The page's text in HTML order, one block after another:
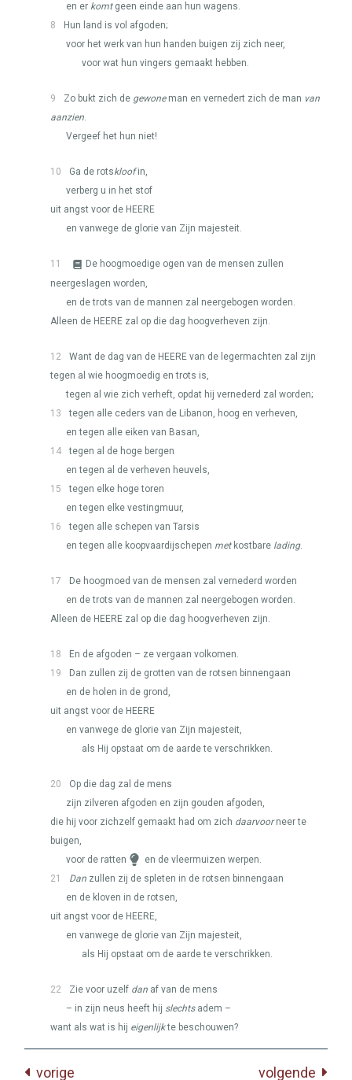
en er komtgeen einde aan hun wagens.
8
Hun land is vol afgoden;
voor het werk van hun handen buigen zij zich neer,
voor wat hun vingers gemaakt hebben.
9 Zo bukt zich de gewoneman en vernedert zich de man van
aanzien.
Vergeef het hun niet!
10 Ga de rotskloofin,
verberg u in het stof
uit angst voor de HEERE
en vanwege de glorie van Zijn majesteit.
11
De hoogmoedige ogen van de mensen zullen
neergeslagen worden,
en de trots van de mannen zal neergebogen worden.
Alleen de HEERE zal op die dag hoogverheven zijn.
12 Want de dag van de HEERE van de legermachten zal zijn
tegen al wie hoogmoedig en trots is,
tegen al wie zich verheft, opdat hij vernederd zal worden;
13
tegen alle ceders van de Libanon, hoog en verheven,
en tegen alle eiken van Basan,
14
tegen al de hoge bergen
en tegen al de verheven heuvels,
15
tegen elke hoge toren
en tegen elke vestingmuur,
16
tegen alle schepen van Tarsis
en tegen alle koopvaardijschepen metkostbare lading.
17
De hoogmoed van de mensen zal vernederd worden
en de trots van de mannen zal neergebogen worden.
Alleen de HEERE zal op die dag hoogverheven zijn.
18
En de afgoden – ze vergaan volkomen.
19
Dan zullen zij de grotten van de rotsen binnengaan
en de holen in de grond,
uit angst voor de HEERE
en vanwege de glorie van Zijn majesteit,
als Hij opstaat om de aarde te verschrikken.
20
Op die dag zal de mens
zijn zilveren afgoden en zijn gouden afgoden,
die hij voor zichzelf gemaakt had om zich daarvoorneer te
buigen,
voor de ratten
en de vleermuizen werpen.
21
Dan zullen zij de spleten in de rotsen binnengaan
en de kloven in de rotsen,
uit angst voor de HEERE,
en vanwege de glorie van Zijn majesteit,
als Hij opstaat om de aarde te verschrikken.
22 Zie voor uzelf dan af van de mens
– in zijn neus heeft hij slechtsadem –
want als wat is hij eigenlijkte beschouwen?
vorige volgende